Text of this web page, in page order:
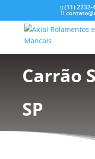
(11) 2232-
Mancal
Carrão
SP